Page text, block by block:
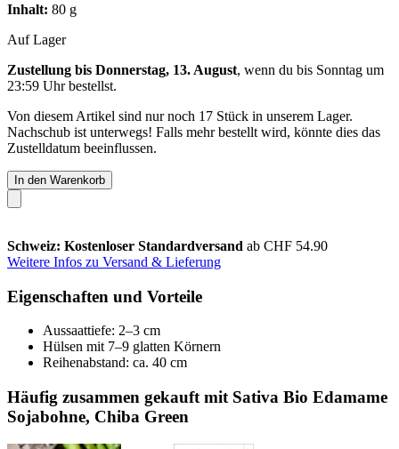
Inhalt: 80 g
Auf Lager
Zustellung bis Donnerstag, 13. August, wenn du bis Sonntag um
23:59 Uhrbestellst.
Von diesem Artikel sind nur noch 17 Stück in unserem Lager.
Nachschub ist unterwegs! Falls mehr bestellt wird, könnte dies das
Zustelldatum beeinflussen.
In den Warenkorb
Schweiz: Kostenloser Standardversand ab CHF 54.90
Weitere Infos zu Versand & Lieferung
Eigenschaften und Vorteile
Aussaattiefe: 2–3 cm
Hülsen mit 7–9 glatten Körnern
Reihenabstand: ca. 40 cm
Häufig zusammen gekauft mit Sativa Bio Edamame
Sojabohne, Chiba Green